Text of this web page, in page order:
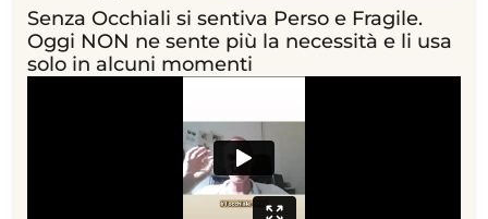
Senza Occhiali si sentiva Perso e Fragile.
Oggi NON ne sente più la necessità e li usa
solo in alcuni momenti